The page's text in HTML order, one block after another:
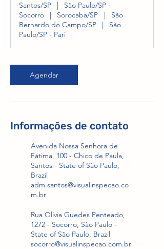
Santos/SP |
São Paulo/SP -
Socorro
| Sorocaba/SP |
São
Bernardo do Campo/SP
|
São
Paulo/SP - Pari
Agendar
Informações de contato
Avenida Nossa Senhora de
Fátima, 100 - Chico de Paula,
Santos - State of São Paulo,
Brazil
adm.santos@visualinspecao.co
m.br
Rua Olívia Guedes Penteado,
1272 - Socorro, São Paulo -
State of São Paulo, Brazil
socorro@visualinspecao.com.br